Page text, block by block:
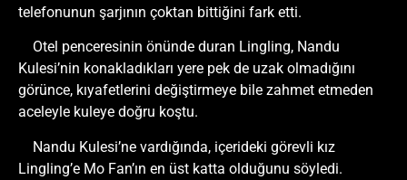
telefonunun şarjının çoktan bittiğini fark etti.
Otel penceresinin önünde duran Lingling, Nandu
Kulesi’nin konakladıkları yere pek de uzak olmadığını
görünce, kıyafetlerini değiştirmeye bile zahmet etmeden
aceleyle kuleye doğru koştu.
Nandu Kulesi’ne vardığında, içerideki görevli kız
Lingling’e Mo Fan’ın en üst katta olduğunu söyledi.